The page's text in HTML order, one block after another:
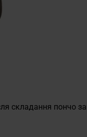
складання пончо